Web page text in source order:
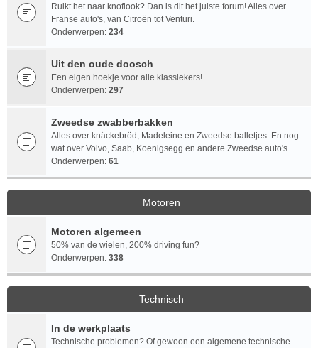
Ruikt het naar knoflook? Dan is dit het juiste forum! Alles over
Franse auto's, van Citroën tot Venturi.
Onderwerpen: 234
Uit den oude doosch
Een eigen hoekje voor alle klassiekers!
Onderwerpen: 297
Zweedse zwabberbakken
Alles over knäckebröd, Madeleine en Zweedse balletjes. En nog
wat over Volvo, Saab, Koenigsegg en andere Zweedse auto's.
Onderwerpen: 61
Motoren
Motoren algemeen
50% van de wielen, 200% driving fun?
Onderwerpen: 338
Technisch
In de werkplaats
Technische problemen? Of gewoon een algemene technische